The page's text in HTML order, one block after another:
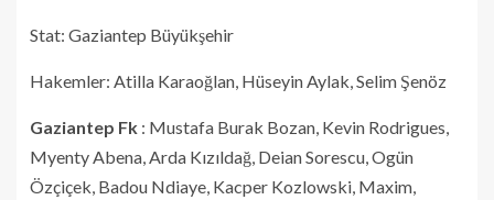
Stat: Gaziantep Büyükşehir
Hakemler: Atilla Karaoğlan, Hüseyin Aylak, Selim Şenöz
Gaziantep Fk : Mustafa Burak Bozan, Kevin Rodrigues,
Myenty Abena, Arda Kızıldağ, Deian Sorescu, Ogün
Özçiçek, Badou Ndiaye, Kacper Kozlowski, Maxim,